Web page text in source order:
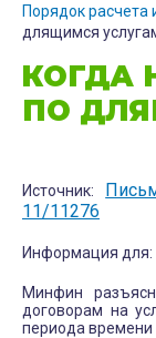
Порядок расчета
длящимся
КОГДА
ПО
Источник:
11/11276
Информация для:
Минфин
договорам на
периода времени